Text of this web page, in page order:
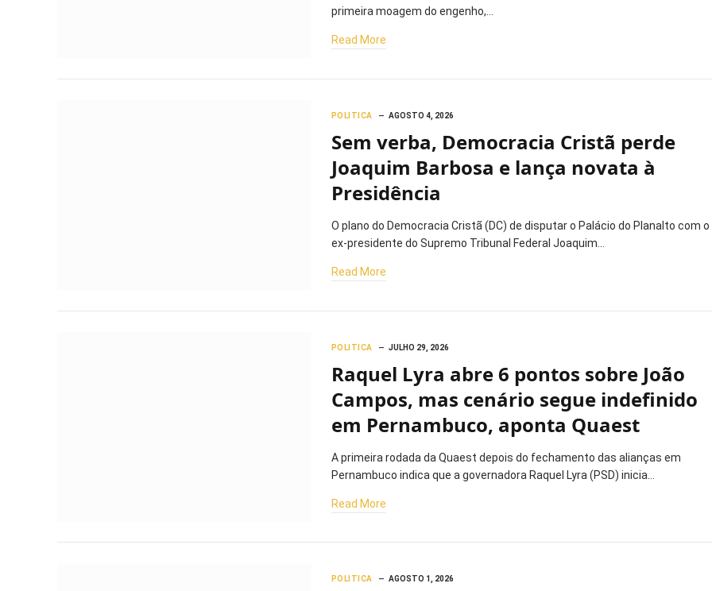
primeira moagem do engenho,…
Read More
POLITICA AGOSTO 4, 2026
Sem verba, Democracia Cristã perde
Joaquim Barbosa e lança novata à
Presidência
O plano do Democracia Cristã (DC) de disputar o Palácio do Planalto com o
ex-presidente do Supremo Tribunal Federal Joaquim…
Read More
POLITICA JULHO 29, 2026
Raquel Lyra abre 6 pontos sobre João
Campos, mas cenário segue indefinido
em Pernambuco, aponta Quaest
A primeira rodada da Quaest depois do fechamento das alianças em
Pernambuco indica que a governadora Raquel Lyra (PSD) inicia…
Read More
POLITICA AGOSTO 1, 2026